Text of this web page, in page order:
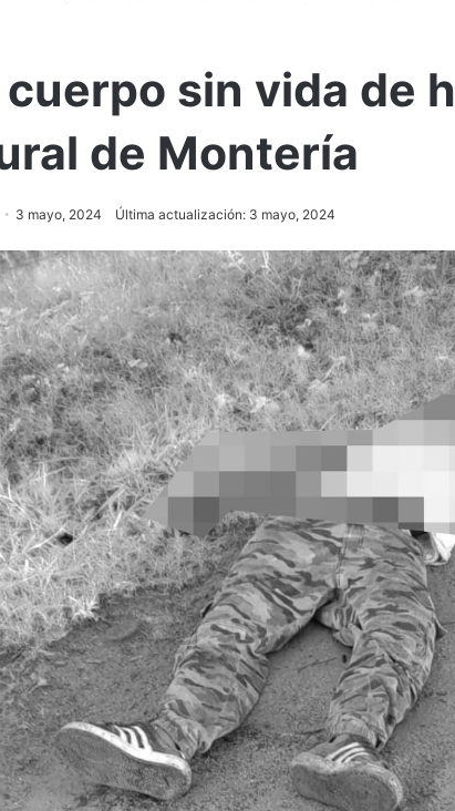
sin vida de
de Montería
3 mayo, 2024 Última actualización: 3 mayo, 2024